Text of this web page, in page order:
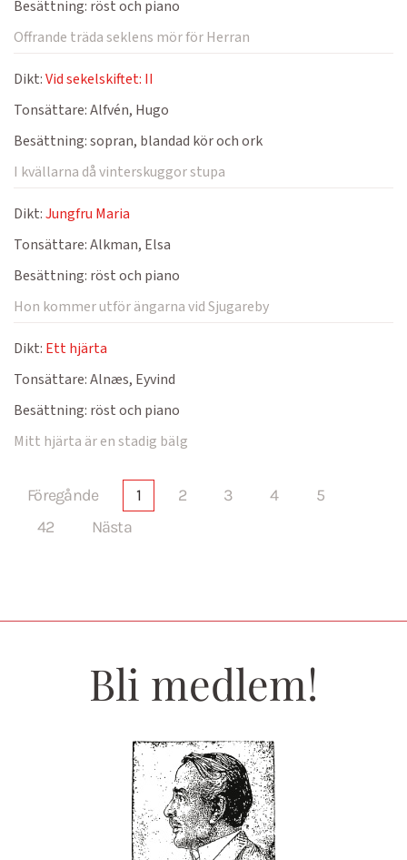
Besättning: röst och piano
Offrande träda seklens mör för Herran
Dikt:Vid sekelskiftet: II
Tonsättare:Alfvén, Hugo
Besättning:sopran, blandad kör och ork
I kvällarna då vinterskuggor stupa
Dikt:Jungfru Maria
Tonsättare:Alkman, Elsa
Besättning: röst och piano
Hon kommer utför ängarna vid Sjugareby
Dikt: Ett hjärta
Tonsättare:Alnæs, Eyvind
Besättning: röst och piano
Mitt hjärta är en stadig bälg
Föregånde 1 2 3 4
5
42
Nästa
Bli medlem!